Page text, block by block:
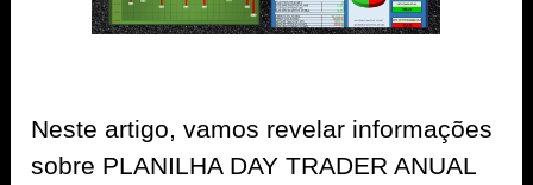
Neste artigo, vamos revelar informações
sobre PLANILHA DAY TRADER ANUAL